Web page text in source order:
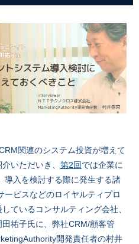
関連のシステム投資が増えて
いただいき、 第2回では企業に
導入を検討する際に発生する諸
ービスなどのロイヤルティプロ
ているコンサルティング会社、
祐子氏に、弊社CRM/顧客管
開発責任者の村井